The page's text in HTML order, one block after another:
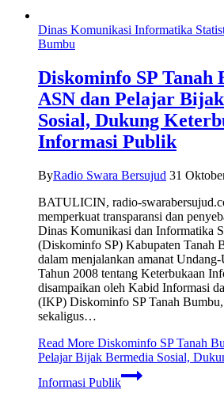
Dinas Komunikasi Informatika
Bumbu
Diskominfo SP Tanah
ASN dan Pelajar
Sosial, Dukung
Informasi Publik
ByRadio Swara Bersujud 31
BATULICIN, radio-
memperkuat transparansi dan
Dinas Komunikasi dan Informatika
(Diskominfo SP) Kabupaten Tanah
dalam menjalankan amanat
Tahun 2008 tentang Keterbukaan
disampaikan oleh Kabid Informasi
(IKP) Diskominfo SP Tanah
sekaligus…
Read More Diskominfo SP Tanah
Pelajar Bijak Bermedia Sosial,
Informasi Publik